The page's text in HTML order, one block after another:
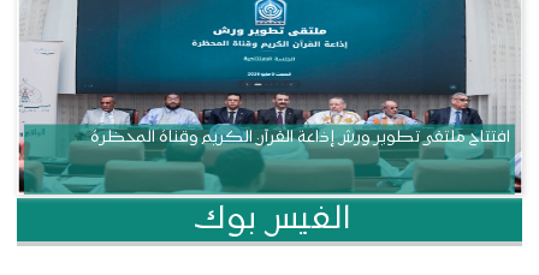
افتتاح ملتقى تطوير ورش إذاعة القرآن الكريم وقناة المحظرة
الفيس بوك